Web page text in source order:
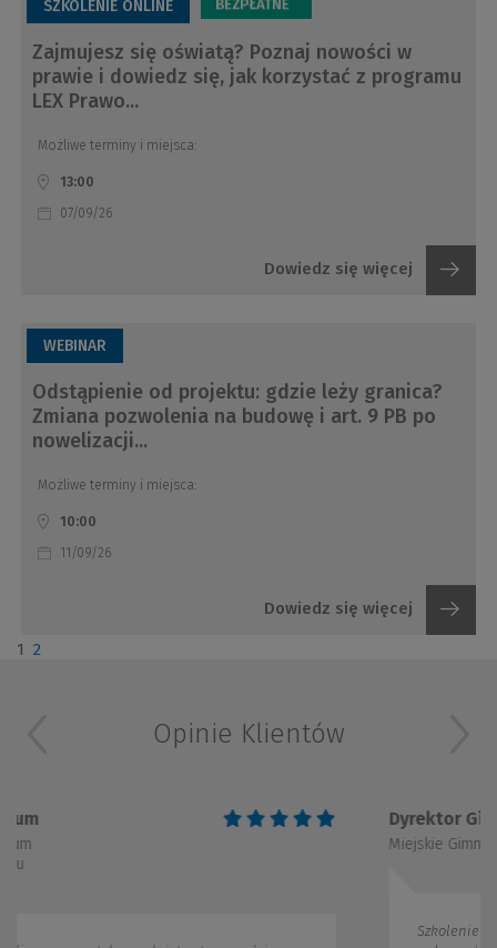
SZKOLENIE ONLINE
Zajmujesz się oświatą? Poznaj nowości w
prawie i dowiedz się, jak korzystać z programu
LEX Prawo...
Możliwe terminy i miejsca:
13:00
07/09/26
Dowiedz się więcej
WEBINAR
Odstąpienie od projektu: gdzie leży granica?
Zmiana pozwolenia na budowę i art. 9 PB po
nowelizacji...
Możliwe terminy i miejsca:
10:00
11/09/26
Dowiedz się więcej
1 2
Opinie Klientów
Dyrektor Gimnazujm
Miejskie Gimnazjum w Zielonce
Szkolenie przeprowadzone zostało